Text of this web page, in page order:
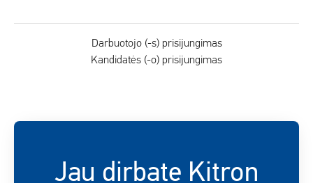
Darbuotojo (-s) prisijungimas
Kandidatės (-o) prisijungimas
Jau dirbate Kitron